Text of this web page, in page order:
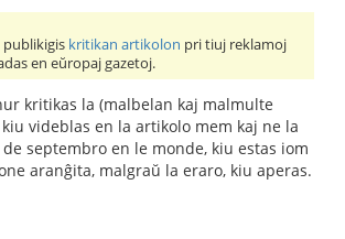
publikigis kritikan artikolon pri tiuj reklamoj
en eŭropaj gazetoj.
kritikas la (malbelan kaj malmulte
videblas en la artikolo mem kaj ne la
septembro en le monde, kiu estas iom
aranĝita, malgraŭ la eraro, kiu aperas.